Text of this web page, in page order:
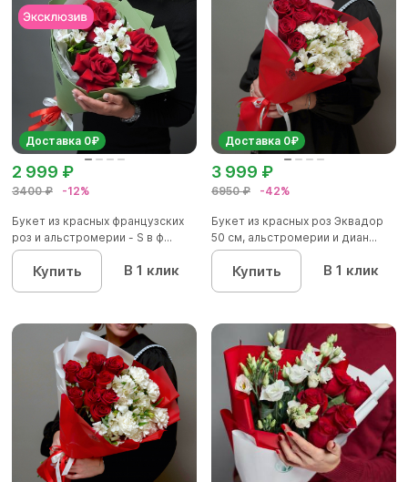
Доставка 0₽
3400 ₽ -12%
2 999 ₽
Букет из красных французских
роз и альстромерии - S в ф...
Купить В 1 клик
Доставка 0₽
6950 ₽ -42%
3 999 ₽
Букет из красных роз Эквадор
50 см, альстромерии и диан...
Купить В 1 клик